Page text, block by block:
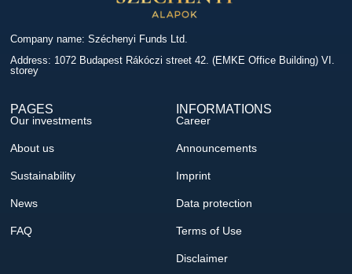
Company name: Széchenyi Funds Ltd.
Address: 1072 Budapest Rákóczi street 42. (EMKE Office Building) VI.
storey
PAGES
Our investments
About us
Sustainability
News
FAQ
INFORMATIONS
Career
Announcements
Imprint
Data protection
Terms of Use
Disclaimer